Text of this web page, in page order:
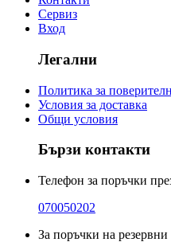
Сервиз
Вход
Легални
Политика за
Условия за доставка
Общи условия
Бързи контакти
Телефон за поръчки
070050202
За поръчки на